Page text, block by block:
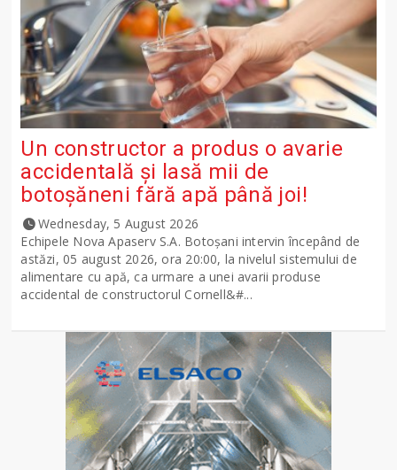
Un constructor a produs o avarie
accidentală și lasă mii de
botoșăneni fără apă până joi!
Wednesday, 5 August 2026
Echipele Nova Apaserv S.A. Botoșani intervin începând de
astăzi, 05 august 2026, ora 20:00, la nivelul sistemului de
alimentare cu apă, ca urmare a unei avarii produse
accidental de constructorul Cornell&#...